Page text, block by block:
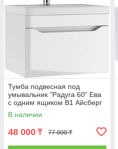
Тумба подвесная под
умывальник "Радуга 60" Ева
с одним ящиком В1 Айсберг
В наличии
48 000 ₸ 77 000 ₸